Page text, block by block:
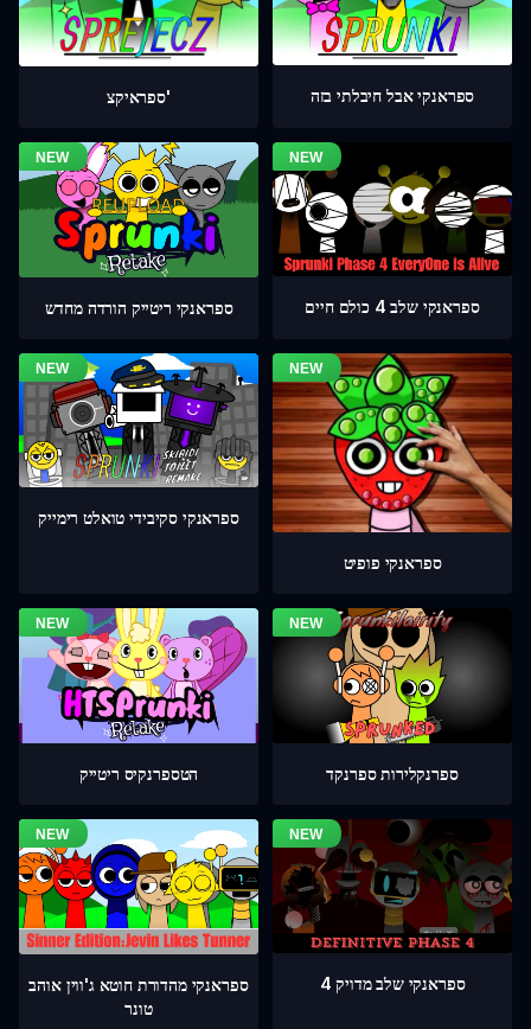
ספראיקצ' ספראנקי אבל חיבלתי בזה
ספראנקי ריטייק הורדה מחדש ספראנקי שלב 4 כולם חיים
ספראנקי סקיבידי טואלט רימייק
ספראנקי פופיט
הטספרנקיס ריטייק ספרנקלירות ספרנקד
ספראנקי מהדורת חוטא ג'ווין אוהב
טונר
ספראנקי שלב מדויק 4